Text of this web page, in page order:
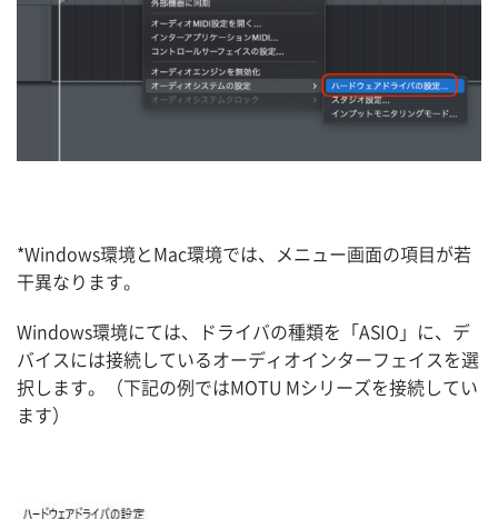
*Windows環境とMac環境では、メニュー画面の項目が若
干異なります。
Windows環境にては、ドライバの種類を「ASIO」に、デ
バイスには接続しているオーディオインターフェイスを選
択します。（下記の例ではMOTU Mシリーズを接続してい
ます）